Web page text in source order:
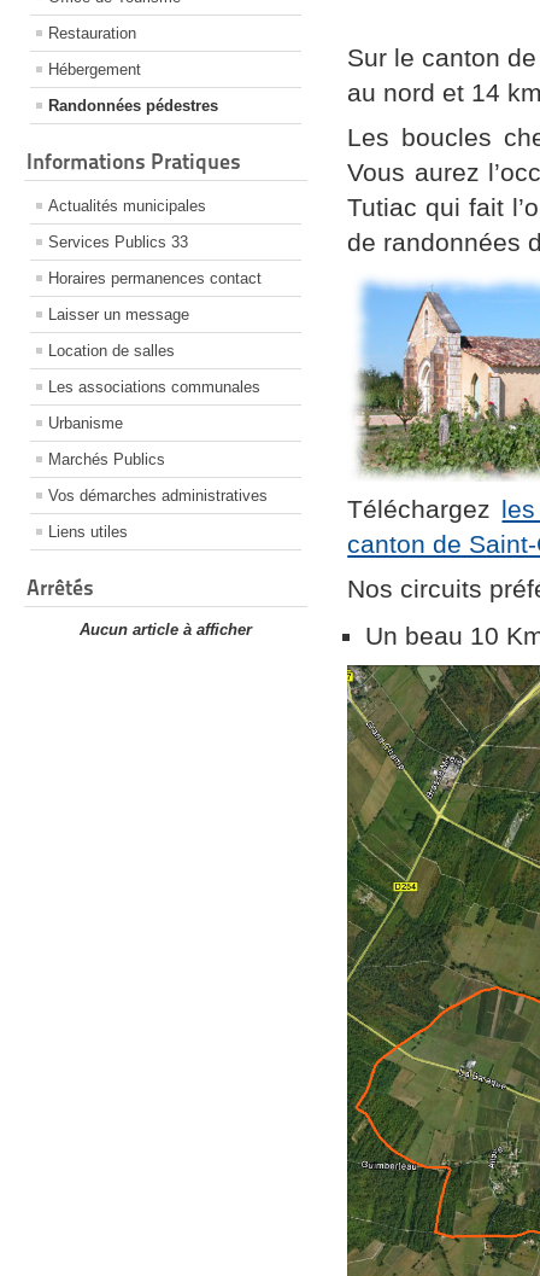
Restauration
Hébergement
Randonnées pédestres
Informations Pratiques
Actualités municipales
Services Publics 33
Horaires permanences contact
Laisser un message
Location de salles
Les associations communales
Urbanisme
Marchés Publics
Vos démarches administratives
Liens utiles
Arrêtés
Aucun article à afficher
Sur le canton
au nord et 14
Les boucles
Vous aurez
Tutiac qui fait
de randonnées
Téléchargez
canton de
Nos circuits
Un beau 10